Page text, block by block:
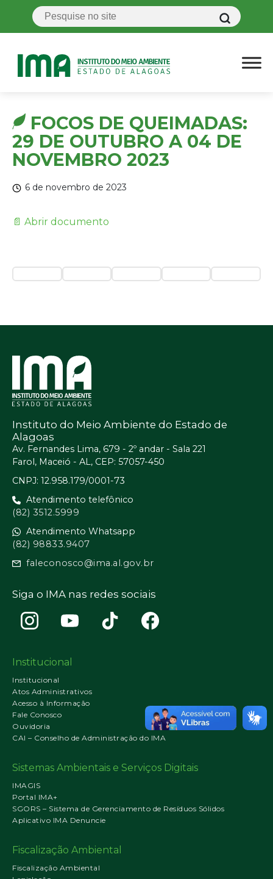
FOCOS DE QUEIMADAS:
29 DE OUTUBRO A 04 DE
NOVEMBRO 2023
6 de novembro de 2023
📄 Abrir documento
Instituto do Meio Ambiente do Estado de
Alagoas
Av. Fernandes Lima, 679 - 2º andar - Sala 221
Farol, Maceió - AL, CEP: 57057-450
CNPJ: 12.958.179/0001-73
Atendimento telefônico
(82) 3512.5999
Atendimento Whatsapp
(82) 98833.9407
faleconosco@ima.al.gov.br
Siga o IMA nas redes sociais
Institucional
Institucional
Atos Administrativos
Acesso à Informação
Fale Conosco
Ouvidoria
CAI – Conselho de Administração do IMA
Sistemas Ambientais e Serviços Digitais
IMAGIS
Portal IMA+
SGORS – Sistema de Gerenciamento de Resíduos Sólidos
Aplicativo IMA Denuncie
Fiscalização Ambiental
Fiscalização Ambiental